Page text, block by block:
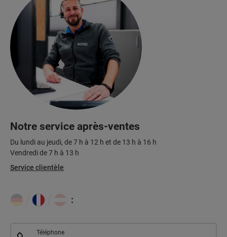
Notre service après-ventes
Du lundi au jeudi, de 7 h à 12 h et de 13 h à 16 h
Vendredi de 7 h à 13 h
Service clientèle
:
Téléphone